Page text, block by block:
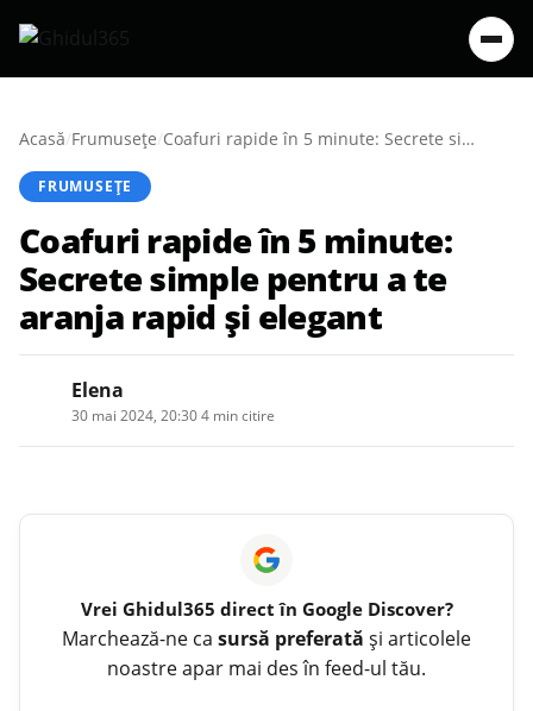
Acasă/Frumusețe/ Coafuri rapide în 5 minute: Secrete simple pentru a te aranja rapid și elegant
FRUMUSEȚE
Coafuri rapide în 5 minute:
Secrete simple pentru a te
aranja rapid și elegant
Elena
30 mai 2024, 20:304 min citire
Vrei Ghidul365 direct în Google Discover?
Marchează-ne ca sursă preferată și articolele
noastre apar mai des în feed-ul tău.